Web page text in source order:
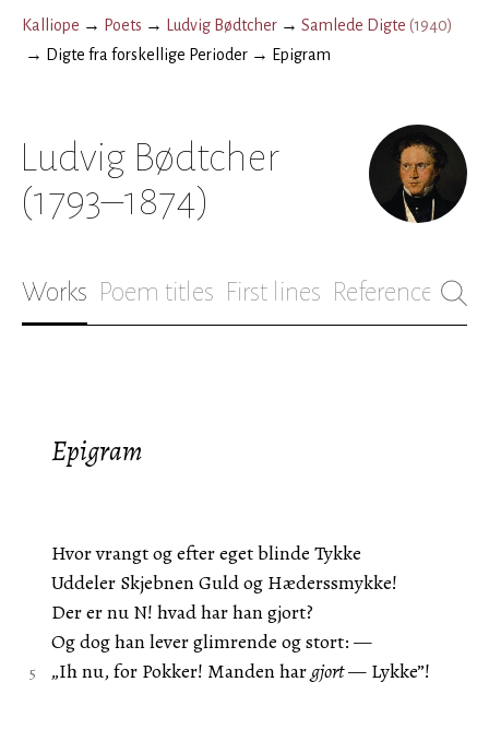
Kalliope → Poets → Ludvig Bødtcher → Samlede Digte (1940)
→ Digte fra forskellige Perioder → Epigram
Ludvig Bødtcher
(1793–1874)
Works Poem titles First lines References
Epigram
Hvor vrangt og efter eget blinde Tykke
Uddeler Skjebnen Guld og Hæderssmykke!
Der er nu N! hvad har han gjort?
Og dog han lever glimrende og stort: —
„Ih nu, for Pokker! Manden hargjort— Lykke”!